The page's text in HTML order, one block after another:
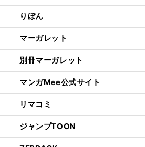
りぼん
マーガレット
別冊マーガレット
マンガMee公式サイト
リマコミ
ジャンプTOON